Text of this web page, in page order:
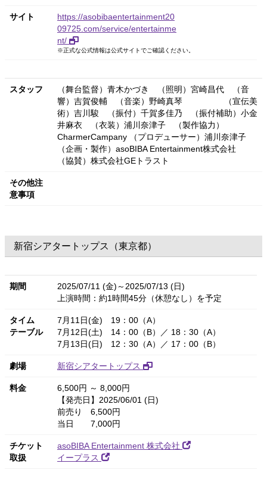
サイト
https://asobibaentertainment20
09725.com/service/entertainme
nt/
※正式な公式情報は公式サイトでご確認ください。
スタッフ
（舞台監督）青木かづき （照明）宮崎昌代 （音
響）吉賀俊輔 （音楽）野崎真琴 （宣伝美
術）吉川駿 （振付）千賀多佳乃 （振付補助）小金
井麻衣 （衣装）浦川奈津子 （製作協力）
CharmerCampany （プロデューサー）浦川奈津子
（企画・製作）asoBIBA Entertainment株式会社
（協賛）株式会社GEトラスト
その他注
意事項
新宿シアタートップス（東京都）
期間
2025/07/11 (金)～2025/07/13 (日)
上演時間：約1時間45分（休憩なし）を予定
タイム
テーブル
7月11日(金) 19：00（A）
7月12日(土) 14：00（B）／ 18：30（A）
7月13日(日) 12：30（A）／ 17：00（B）
劇場 新宿シアタートップス
料金
6,500円 ～ 8,000円
【発売日】2025/06/01 (日)
前売り 6,500円
当日 7,000円
チケット
取扱
asoBIBA Entertainment 株式会社
イープラス